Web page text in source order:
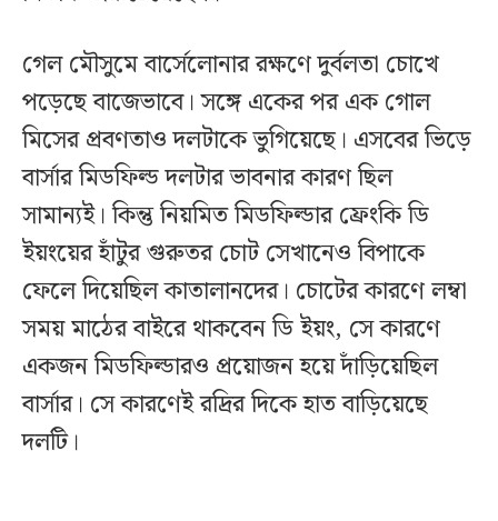
গেল মৌসুমে বার্সেলোনার রক্ষণে দুর্বলতা চোখে
পড়েছে বাজেভাবে। সঙ্গে একের পর এক গোল
মিসের প্রবণতাও দলটাকে ভুগিয়েছে। এসবের ভিড়ে
বার্সার মিডফিল্ড দলটার ভাবনার কারণ ছিল
সামান্যই। কিন্তু নিয়মিত মিডফিল্ডার ফ্রেংকি ডি
ইয়ংয়ের হাঁটুর গুরুতর চোট সেখানেও বিপাকে
ফেলে দিয়েছিল কাতালানদের। চোটের কারণে লম্বা
সময় মাঠের বাইরে থাকবেন ডি ইয়ং, সে কারণে
একজন মিডফিল্ডারও প্রয়োজন হয়ে দাঁড়িয়েছিল
বার্সার। সে কারণেই রদ্রির দিকে হাত বাড়িয়েছে
দলটি।